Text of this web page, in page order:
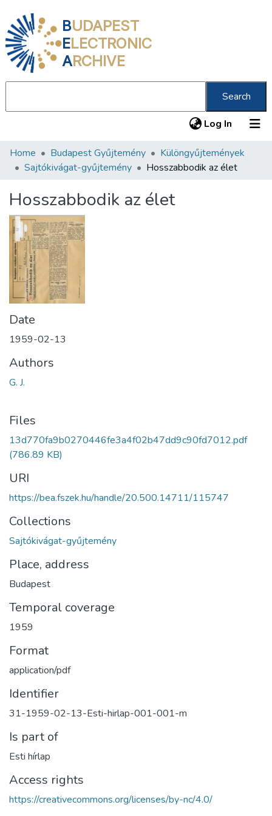
BUDAPEST
ELECTRONIC
ARCHIVE
Search
Log In (current)
Communities & Collections
Statistics
About us
Home Budapest Gyűjtemény
Különgyűjtemények
Sajtókivágat-gyűjtemény
Hosszabbodik az élet
Hosszabbodik az élet
Date
1959-02-13
Authors
G. J.
Files
13d770fa9b0270446fe3a4f02b47dd9c90fd7012.pdf
(786.89 KB)
URI
https://bea.fszek.hu/handle/20.500.14711/115747
Collections
Sajtókivágat-gyűjtemény
Place, address
Budapest
Temporal coverage
1959
Format
application/pdf
Identifier
31-1959-02-13-Esti-hirlap-001-001-m
Is part of
Esti hírlap
Access rights
https://creativecommons.org/licenses/by-nc/4.0/